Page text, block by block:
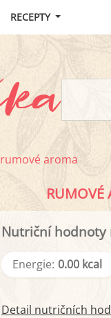
RECEPTY
rumové aroma
RUMOVÉ
Nutriční hodnoty
Energie: 0.00 kcal
Detail nutričních